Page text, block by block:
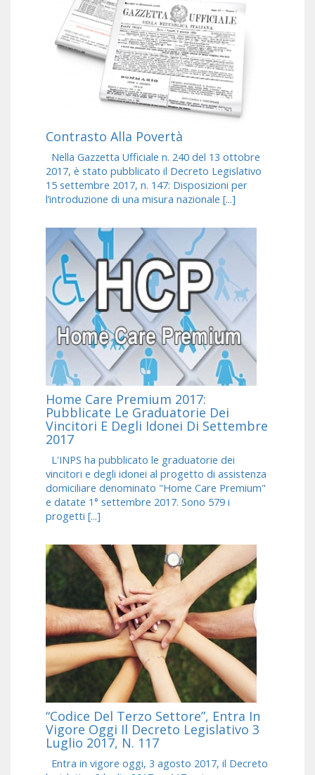
Contrasto Alla Povertà
Nella Gazzetta Ufficiale n. 240 del 13 ottobre
2017, è stato pubblicato il Decreto Legislativo
15 settembre 2017, n. 147: Disposizioni per
l’introduzione di una misura nazionale [...]
Home Care Premium 2017:
Pubblicate Le Graduatorie Dei
Vincitori E Degli Idonei Di Settembre
2017
L'INPS ha pubblicato le graduatorie dei
vincitori e degli idonei al progetto di assistenza
domiciliare denominato "Home Care Premium"
e datate 1° settembre 2017. Sono 579 i
progetti [...]
“Codice Del Terzo Settore”, Entra In
Vigore Oggi Il Decreto Legislativo 3
Luglio 2017, N. 117
Entra in vigore oggi, 3 agosto 2017, il Decreto